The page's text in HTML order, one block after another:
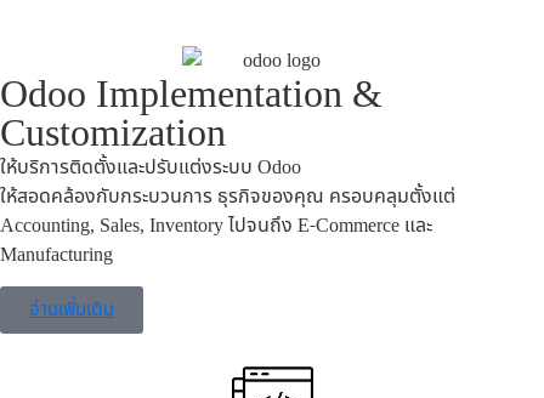
Odoo Implementation &
Customization
ให้บริการติดตั้งและปรับแต่งระบบ Odoo
ให้สอดคล้องกับกระบวนการ ธุรกิจของคุณ ครอบคลุมตั้งแต่
Accounting, Sales, Inventory ไปจนถึง E-Commerce และ
Manufacturing
อ่านเพิ่มเติม